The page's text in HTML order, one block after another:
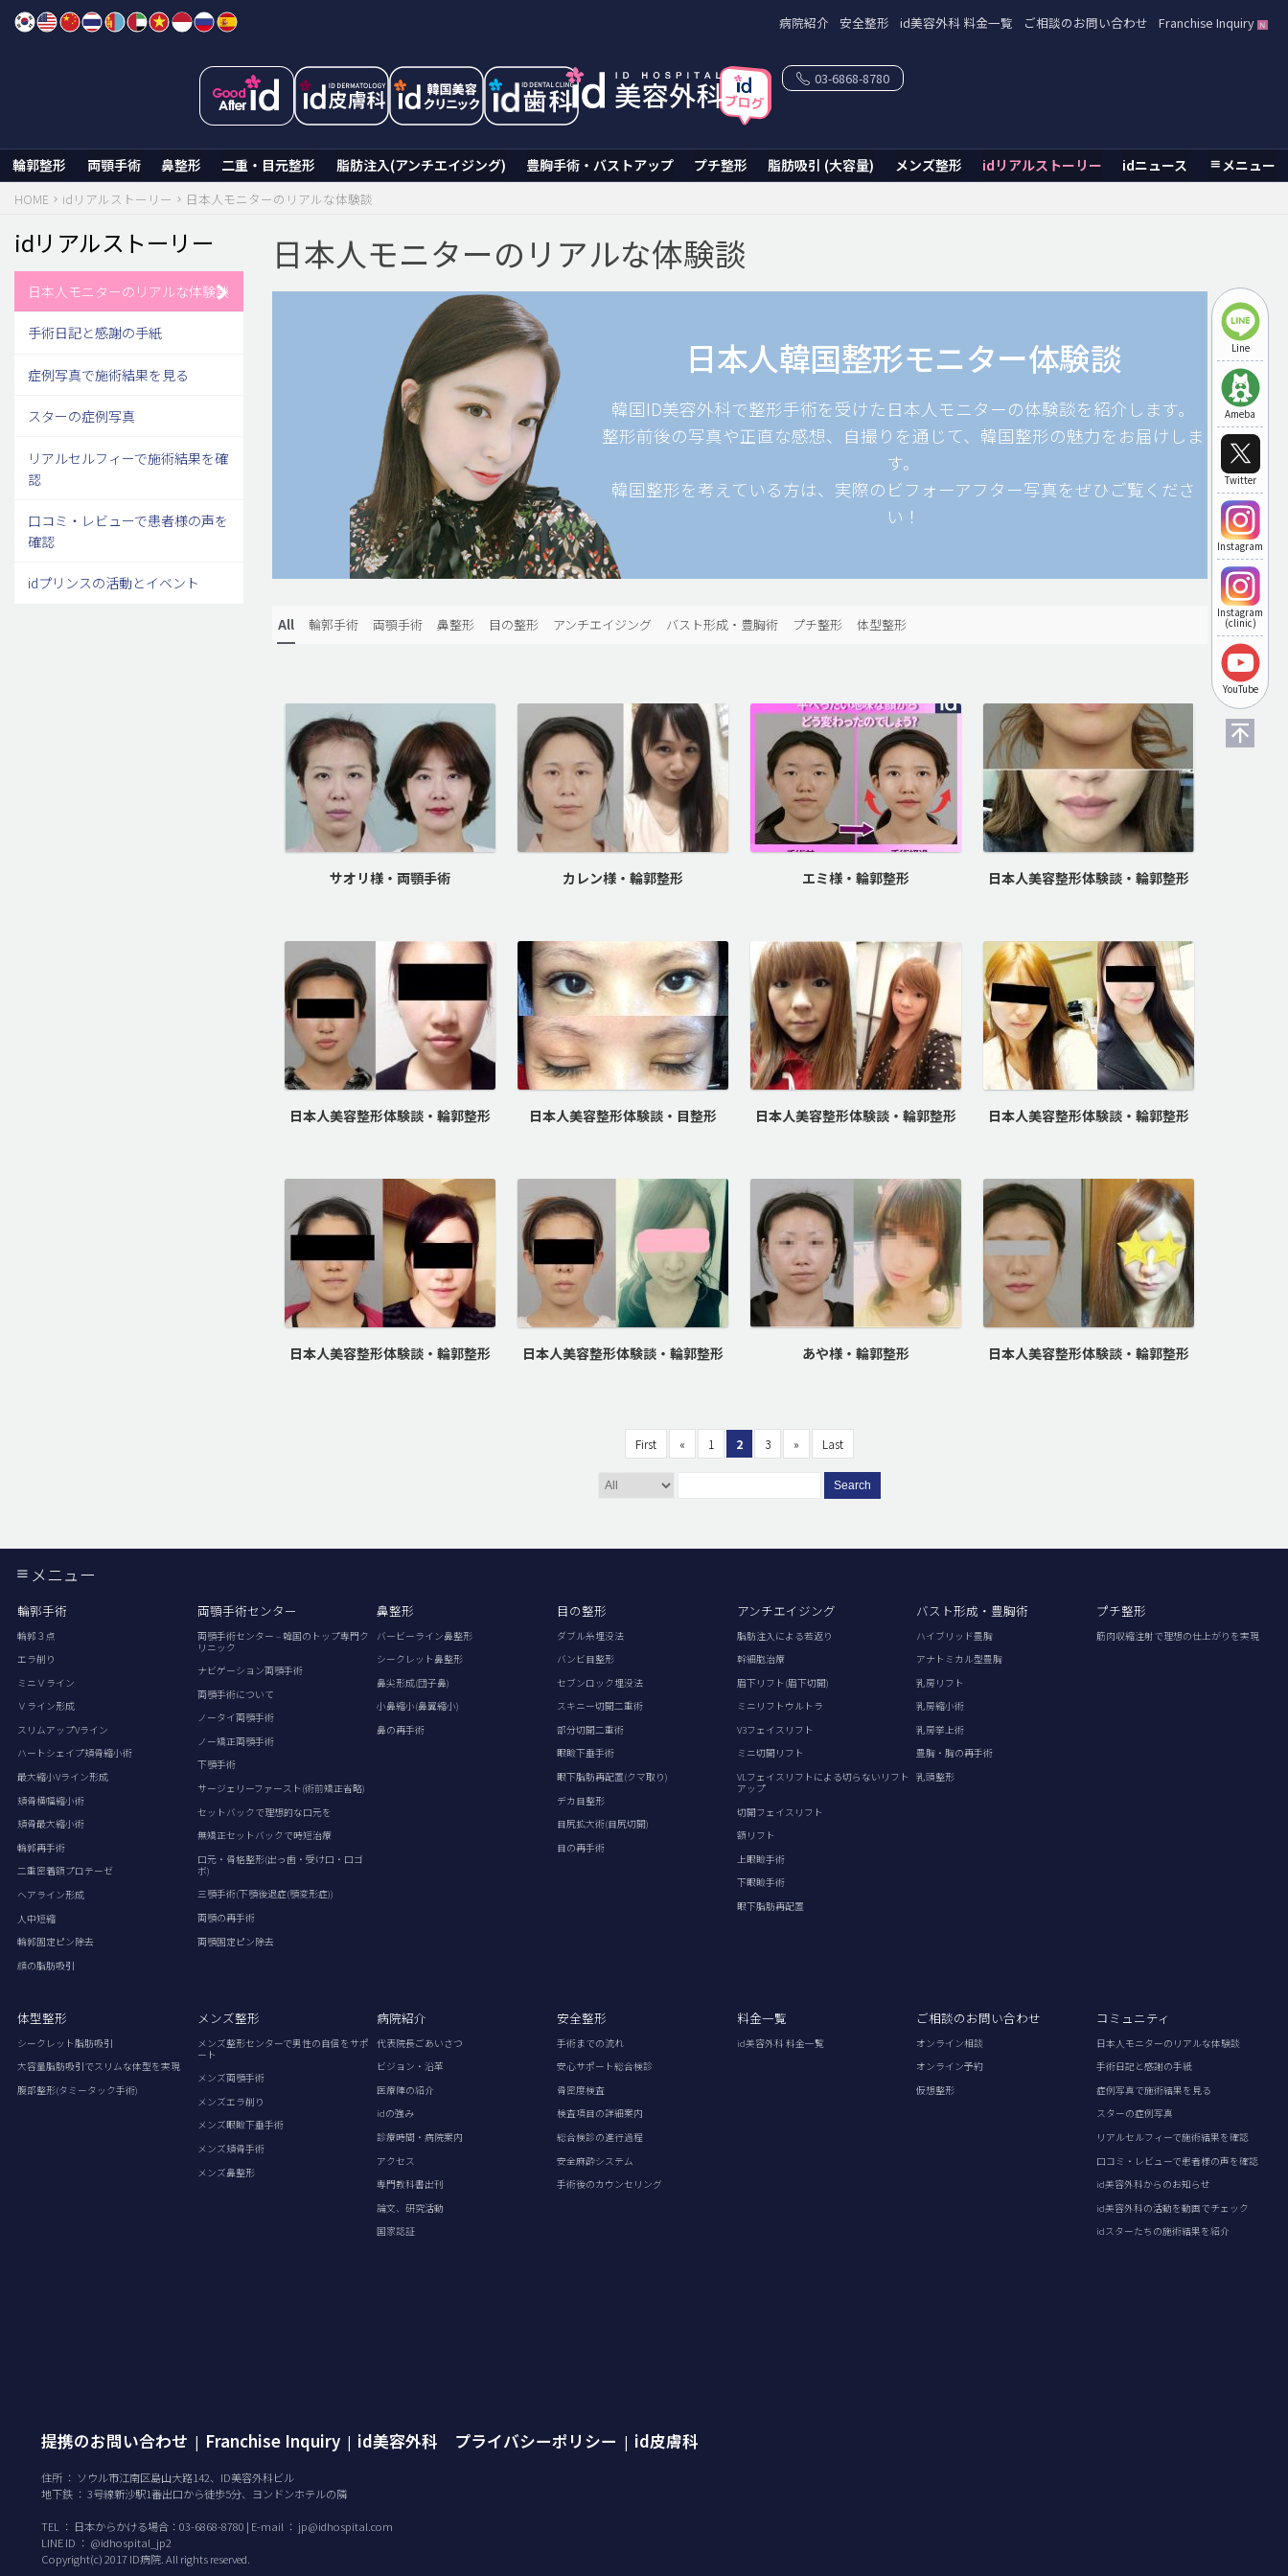
Skip
病院紹介 安全整形 id美容外科 料金一覧 ご相談のお問い合わせ Franchise Inquiry
輪郭整形 両顎手術 鼻整形 二重・目元整形 脂肪注入(アンチエイジング) 豊胸手術・バストアップ プチ整形 脂肪吸引 (大容量) メンズ整形 idリアルストーリー idニュース メニュー
03-6868-8780
Line
Ameba
Twitter
Instagram
Instagram
(clinic)
YouTube
HOME idリアルストーリー 日本人モニターのリアルな体験談
日本人モニターのリアルな体験談
日本人韓国整形モニター体験談
韓国ID美容外科で整形手術を受けた日本人モニターの体験談を紹介します。
整形前後の写真や正直な感想、自撮りを通じて、韓国整形の魅力をお届けしま
す。
韓国整形を考えている方は、実際のビフォーアフター写真をぜひご覧くださ
い！
All 輪郭手術 両顎手術 鼻整形 目の整形 アンチエイジング バスト形成・豊胸術 プチ整形 体型整形
サオリ様・両顎手術 カレン様・輪郭整形 エミ様・輪郭整形 日本人美容整形体験談・輪郭整形
日本人美容整形体験談・輪郭整形 日本人美容整形体験談・目整形 日本人美容整形体験談・輪郭整形 日本人美容整形体験談・輪郭整形
日本人美容整形体験談・輪郭整形 日本人美容整形体験談・輪郭整形 あや様・輪郭整形 日本人美容整形体験談・輪郭整形
First « 1 2 3 » Last
Search
idリアルストーリー
日本人モニターのリアルな体験談
手術日記と感謝の手紙
症例写真で施術結果を見る
スターの症例写真
リアルセルフィーで施術結果を確
認
口コミ・レビューで患者様の声を
確認
idプリンスの活動とイベント
メニュー
輪郭手術
輪郭３点
エラ削り
ミニＶライン
Ｖライン形成
スリムアップVライン
ハートシェイプ頬骨縮小術
最大縮小Vライン形成
頬骨横幅縮小術
頬骨最大縮小術
輪郭再手術
二重密着額プロテーゼ
ヘアライン形成
人中短縮
輪郭固定ピン除去
顔の脂肪吸引
両顎手術センター
両顎手術センター – 韓国のトップ専門ク
リニック
ナビゲーション両顎手術
両顎手術について
ノータイ両顎手術
ノー矯正両顎手術
下顎手術
サージェリーファースト(術前矯正省略)
セットバックで理想的な口元を
無矯正セットバックで時短治療
口元・骨格整形(出っ歯・受け口・口ゴ
ボ)
三顎手術(下顎後退症(顎変形症))
両顎の再手術
両顎固定ピン除去
鼻整形
バービーライン鼻整形
シークレット鼻整形
鼻尖形成(団子鼻)
小鼻縮小(鼻翼縮小)
鼻の再手術
目の整形
ダブル糸埋没法
バンビ目整形
セブンロック埋没法
スキニー切開二重術
部分切開二重術
眼瞼下垂手術
眼下脂肪再配置(クマ取り)
デカ目整形
目尻拡大術(目尻切開)
目の再手術
アンチエイジング
脂肪注入による若返り
幹細胞治療
眉下リフト(眉下切開)
ミニリフトウルトラ
V3フェイスリフト
ミニ切開リフト
VLフェイスリフトによる切らないリフト
アップ
切開フェイスリフト
額リフト
上眼瞼手術
下眼瞼手術
眼下脂肪再配置
バスト形成・豊胸術
ハイブリッド豊胸
アナトミカル型豊胸
乳房リフト
乳房縮小術
乳房挙上術
豊胸・胸の再手術
乳頭整形
プチ整形
筋肉収縮注射で理想の仕上がりを実現
体型整形
シークレット脂肪吸引
大容量脂肪吸引でスリムな体型を実現
腹部整形(タミータック手術)
メンズ整形
メンズ整形センターで男性の自信をサポ
ート
メンズ両顎手術
メンズエラ削り
メンズ眼瞼下垂手術
メンズ頬骨手術
メンズ鼻整形
病院紹介
代表院長ごあいさつ
ビジョン・沿革
医療陣の紹介
idの強み
診療時間・病院案内
アクセス
専門教科書出刊
論文、研究活動
国家認証
安全整形
手術までの流れ
安心サポート総合検診
骨密度検査
検査項目の詳細案内
総合検診の進行過程
安全麻酔システム
手術後のカウンセリング
料金一覧
id美容外科 料金一覧
ご相談のお問い合わせ
オンライン相談
オンライン予約
仮想整形
コミュニティ
日本人モニターのリアルな体験談
手術日記と感謝の手紙
症例写真で施術結果を見る
スターの症例写真
リアルセルフィーで施術結果を確認
口コミ・レビューで患者様の声を確認
id美容外科からのお知らせ
id美容外科の活動を動画でチェック
idスターたちの施術結果を紹介
提携のお問い合わせ | Franchise Inquiry | id美容外科 プライバシーポリシー | id皮膚科
住所 ： ソウル市江南区島山大路142、ID美容外科ビル
地下鉄 ： 3号線新沙駅1番出口から徒歩5分、ヨンドンホテルの隣
TEL ： 日本からかける場合：03-6868-8780 | E-mail ： jp@idhospital.com
LINE ID ： @idhospital_jp2
Copyright(c) 2017 ID病院. All rights reserved.